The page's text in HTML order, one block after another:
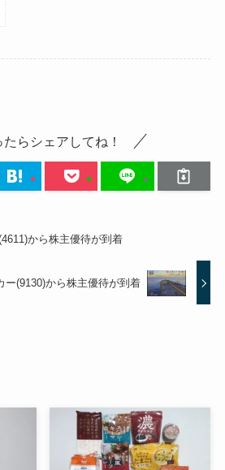
たらシェアしてね！
から株主優待が到着
ー(9130)から株主優待が到着